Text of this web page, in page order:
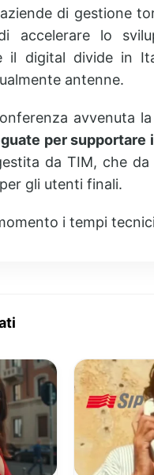
di gestione
accelerare lo
il digital divide in
antenne.
avvenuta
per
da TIM, che
gli utenti finali.
i tempi